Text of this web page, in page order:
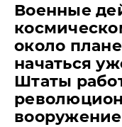
Военные
около
начаться
Штаты